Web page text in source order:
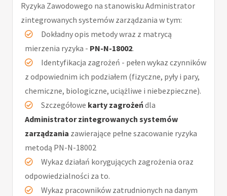
Ryzyka Zawodowego na stanowisku Administrator
zintegrowanych systemów zarządzania w tym:
Dokładny opis metody wraz z matrycą
mierzenia ryzyka - PN-N-18002.
Identyfikacja zagrożeń - pełen wykaz czynników
z odpowiednim ich podziałem (fizyczne, pyły i pary,
chemiczne, biologiczne, uciążliwe i niebezpieczne).
Szczegółowe karty zagrożeńdla
Administrator zintegrowanych systemów
zarządzania zawierające pełne szacowanie ryzyka
metodą PN-N-18002
Wykaz działań korygujących zagrożenia oraz
odpowiedzialności za to.
Wykaz pracowników zatrudnionych na danym